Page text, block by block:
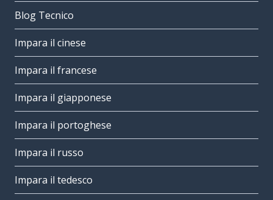
Blog Tecnico
Impara il cinese
Impara il francese
Impara il giapponese
Impara il portoghese
Impara il russo
Impara il tedesco